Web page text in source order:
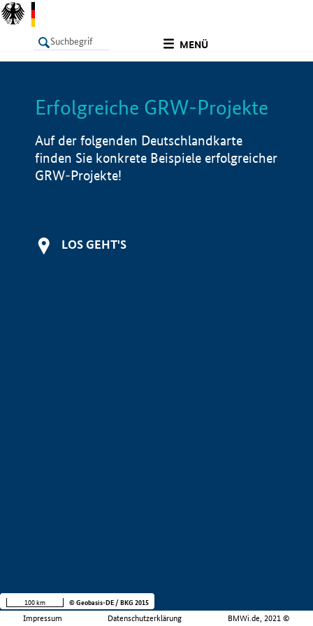
MENÜ
LISTE Info
Erfolgreiche GRW-Projekte
Auf der folgenden Deutschlandkarte
finden Sie konkrete Beispiele erfolgreicher
GRW-Projekte!
LOS GEHT'S
Impressum Datenschutzerklärung BMWi.de, 2021 ©
100 km © Geobasis-DE / BKG 2015